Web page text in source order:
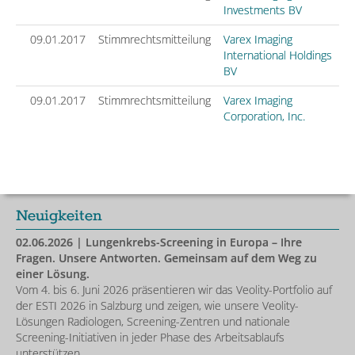
Investments BV
09.01.2017
Stimmrechtsmitteilung
Varex Imaging
International Holdings
BV
09.01.2017
Stimmrechtsmitteilung
Varex Imaging
Corporation, Inc.
Neuigkeiten
02.06.2026 | Lungenkrebs-Screening in Europa – Ihre
Fragen. Unsere Antworten. Gemeinsam auf dem Weg zu
einer Lösung.
Vom 4. bis 6. Juni 2026 präsentieren wir das Veolity-Portfolio auf
der ESTI 2026 in Salzburg und zeigen, wie unsere Veolity-
Lösungen Radiologen, Screening-Zentren und nationale
Screening-Initiativen in jeder Phase des Arbeitsablaufs